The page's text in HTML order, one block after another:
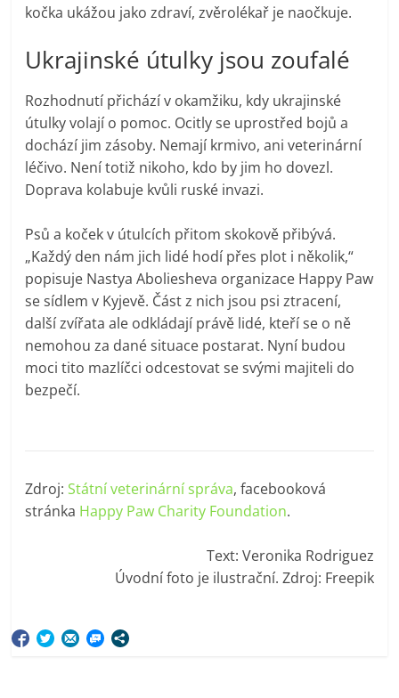
kočka ukážou jako zdraví, zvěrolékař je naočkuje.
Ukrajinské útulky jsou zoufalé
Rozhodnutí přichází v okamžiku, kdy ukrajinské
útulky volají o pomoc. Ocitly se uprostřed bojů a
dochází jim zásoby. Nemají krmivo, ani veterinární
léčivo. Není totiž nikoho, kdo by jim ho dovezl.
Doprava kolabuje kvůli ruské invazi.
Psů a koček v útulcích přitom skokově přibývá.
„Každý den nám jich lidé hodí přes plot i několik,“
popisuje Nastya Aboliesheva organizace Happy Paw
se sídlem v Kyjevě. Část z nich jsou psi ztracení,
další zvířata ale odkládají právě lidé, kteří se o ně
nemohou za dané situace postarat. Nyní budou
moci tito mazlíčci odcestovat se svými majiteli do
bezpečí.
Zdroj:Státní veterinární správa, facebooková
stránka Happy Paw Charity Foundation.
Text: Veronika Rodriguez
Úvodní foto je ilustrační. Zdroj: Freepik